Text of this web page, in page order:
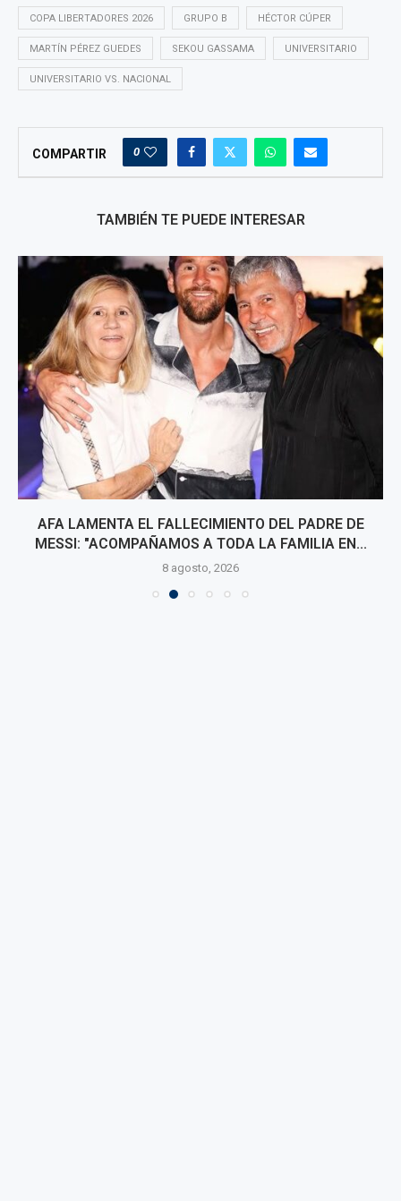
COPA LIBERTADORES 2026 GRUPO B HÉCTOR CÚPER
MARTÍN PÉREZ GUEDES SEKOU GASSAMA UNIVERSITARIO
UNIVERSITARIO VS. NACIONAL
COMPARTIR 0
TAMBIÉN TE PUEDE INTERESAR
AFA LAMENTA EL FALLECIMIENTO DEL PADRE DE
MESSI: "ACOMPAÑAMOS A TODA LA FAMILIA EN...
8 agosto, 2026